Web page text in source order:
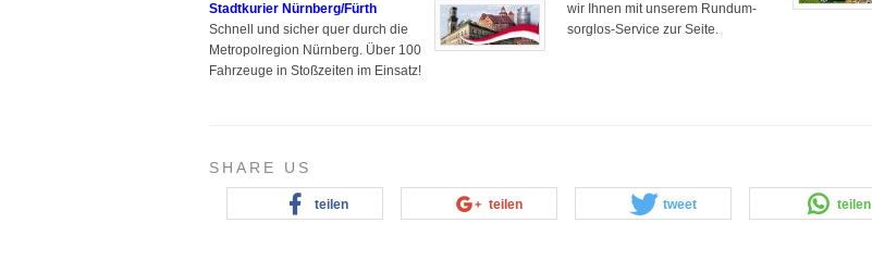
Stadtkurier Nürnberg/Fürth
Schnell und sicher quer durch die
Metropolregion Nürnberg. Über 100
Fahrzeuge in Stoßzeiten im Einsatz!
wir Ihnen mit unserem Rundum-
sorglos-Service zur Seite.
SHARE US
teilen teilen tweet teilen